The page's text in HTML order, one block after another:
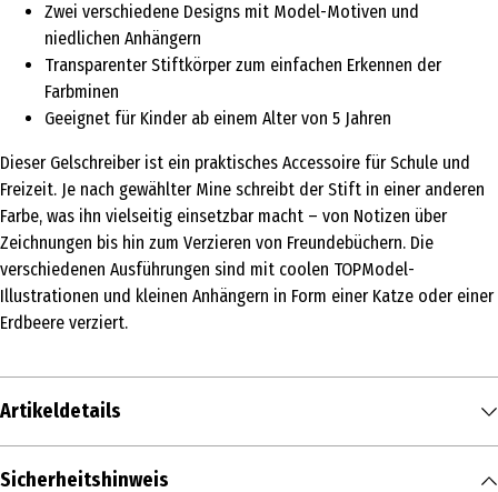
Zwei verschiedene Designs mit Model-Motiven und
niedlichen Anhängern
Transparenter Stiftkörper zum einfachen Erkennen der
Farbminen
Geeignet für Kinder ab einem Alter von 5 Jahren
Dieser Gelschreiber ist ein praktisches Accessoire für Schule und
Freizeit. Je nach gewählter Mine schreibt der Stift in einer anderen
Farbe, was ihn vielseitig einsetzbar macht – von Notizen über
Zeichnungen bis hin zum Verzieren von Freundebüchern. Die
verschiedenen Ausführungen sind mit coolen TOPModel-
Illustrationen und kleinen Anhängern in Form einer Katze oder einer
Erdbeere verziert.
Artikeldetails
Inhalt
Sicherheitshinweis